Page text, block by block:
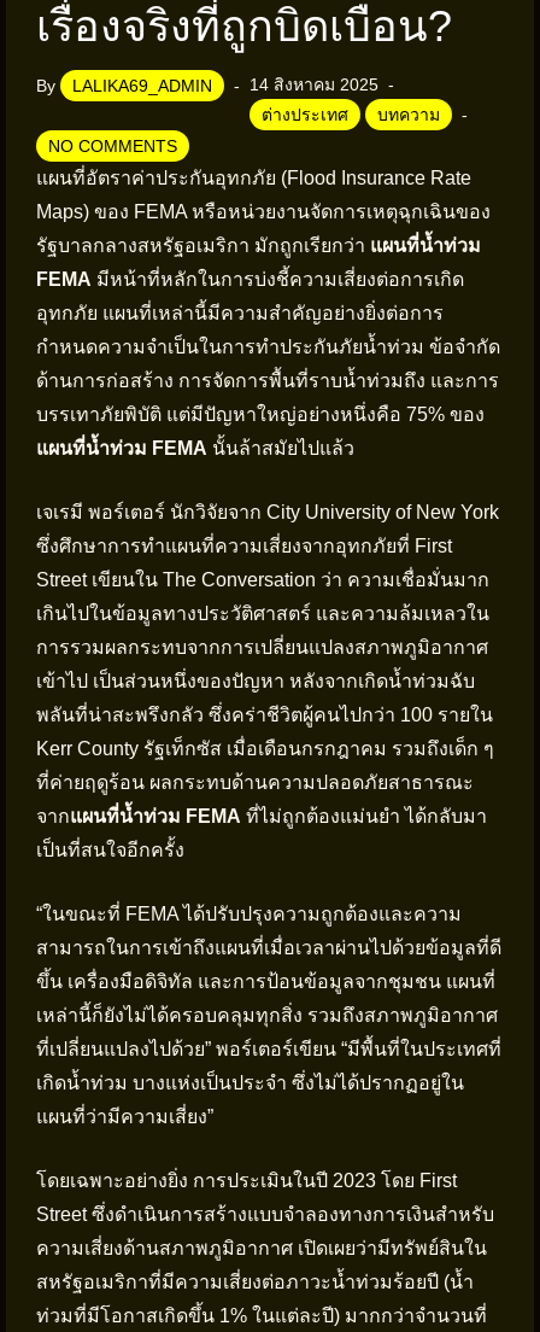
เรื่องจริงที่ถูกบิดเบือน?
By LALIKA69_ADMIN
14 สิงหาคม 2025
ต่างประเทศ
บทความ
NO COMMENTS
แผนที่อัตราค่าประกันอุทกภัย (Flood Insurance Rate
Maps) ของ FEMA หรือหน่วยงานจัดการเหตุฉุกเฉินของ
รัฐบาลกลางสหรัฐอเมริกา มักถูกเรียกว่า แผนที่น้ำท่วม
FEMA มีหน้าที่หลักในการบ่งชี้ความเสี่ยงต่อการเกิด
อุทกภัย แผนที่เหล่านี้มีความสำคัญอย่างยิ่งต่อการ
กำหนดความจำเป็นในการทำประกันภัยน้ำท่วม ข้อจำกัด
ด้านการก่อสร้าง การจัดการพื้นที่ราบน้ำท่วมถึง และการ
บรรเทาภัยพิบัติ แต่มีปัญหาใหญ่อย่างหนึ่งคือ 75% ของ
แผนที่น้ำท่วม FEMA นั้นล้าสมัยไปแล้ว
เจเรมี พอร์เตอร์ นักวิจัยจาก City University of New York
ซึ่งศึกษาการทำแผนที่ความเสี่ยงจากอุทกภัยที่ First
Street เขียนใน The Conversation ว่า ความเชื่อมั่นมาก
เกินไปในข้อมูลทางประวัติศาสตร์ และความล้มเหลวใน
การรวมผลกระทบจากการเปลี่ยนแปลงสภาพภูมิอากาศ
เข้าไป เป็นส่วนหนึ่งของปัญหา หลังจากเกิดน้ำท่วมฉับ
พลันที่น่าสะพรึงกลัว ซึ่งคร่าชีวิตผู้คนไปกว่า 100 รายใน
Kerr County รัฐเท็กซัส เมื่อเดือนกรกฎาคม รวมถึงเด็ก ๆ
ที่ค่ายฤดูร้อน ผลกระทบด้านความปลอดภัยสาธารณะ
จากแผนที่น้ำท่วม FEMA ที่ไม่ถูกต้องแม่นยำ ได้กลับมา
เป็นที่สนใจอีกครั้ง
“ในขณะที่ FEMA ได้ปรับปรุงความถูกต้องและความ
สามารถในการเข้าถึงแผนที่เมื่อเวลาผ่านไปด้วยข้อมูลที่ดี
ขึ้น เครื่องมือดิจิทัล และการป้อนข้อมูลจากชุมชน แผนที่
เหล่านี้ก็ยังไม่ได้ครอบคลุมทุกสิ่ง รวมถึงสภาพภูมิอากาศ
ที่เปลี่ยนแปลงไปด้วย” พอร์เตอร์เขียน “มีพื้นที่ในประเทศที่
เกิดน้ำท่วม บางแห่งเป็นประจำ ซึ่งไม่ได้ปรากฏอยู่ใน
แผนที่ว่ามีความเสี่ยง”
โดยเฉพาะอย่างยิ่ง การประเมินในปี 2023 โดย First
Street ซึ่งดำเนินการสร้างแบบจำลองทางการเงินสำหรับ
ความเสี่ยงด้านสภาพภูมิอากาศ เปิดเผยว่ามีทรัพย์สินใน
สหรัฐอเมริกาที่มีความเสี่ยงต่อภาวะน้ำท่วมร้อยปี (น้ำ
ท่วมที่มีโอกาสเกิดขึ้น 1% ในแต่ละปี) มากกว่าจำนวนที่